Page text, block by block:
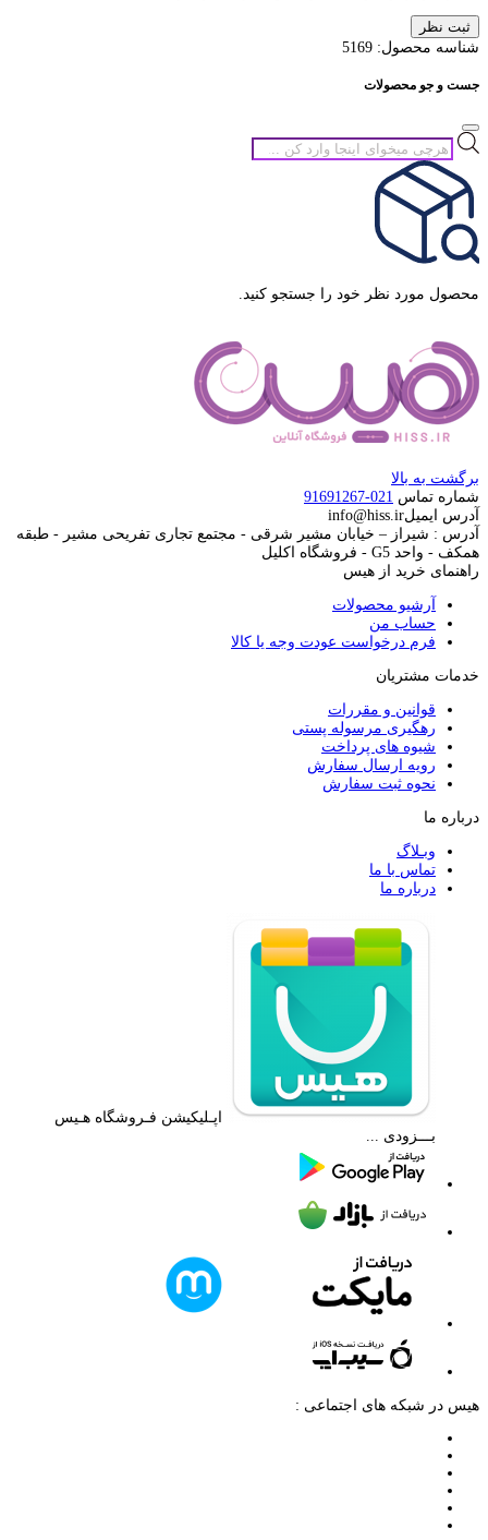
ثبت نظر
شناسه محصول: 5169
جست و جو محصولات
جستجوی
محصولات
محصول مورد نظر خود را جستجو کنید.
برگشت به بالا
شماره تماس 021-91691267
آدرس ایمیلinfo@hiss.ir
آدرس : شیراز – خیابان مشیر شرقی - مجتمع تجاری تفریحی مشیر - طبقه
همکف - واحد G5 - فروشگاه اکلیل
راهنمای خرید از هیس
آرشیو محصولات
حساب من
فرم درخواست عودت وجه یا کالا
خدمات مشتریان
قوانین و مقررات
رهگیری مرسوله پستی
شیوه های پرداخت
رویه ارسال سفارش
نحوه ثبت سفارش
درباره ما
وبـلاگ
تماس با ما
درباره ما
اپـلیکیشن فـروشگاه هـیس
بـــزودی ...
هیس در شبکه های اجتماعی :